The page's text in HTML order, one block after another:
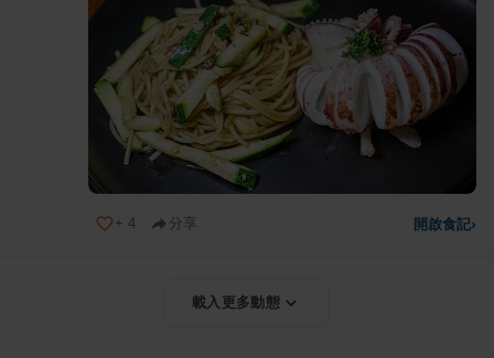
+ 4 分享 開啟食記›
載入更多動態